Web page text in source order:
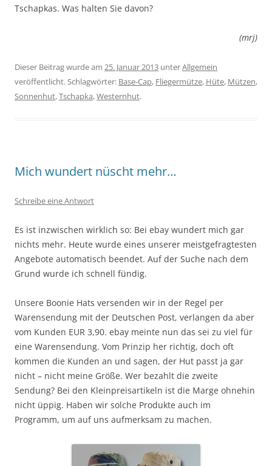
Tschapkas. Was halten Sie davon?
(mrj)
Dieser Beitrag wurde am 25. Januar 2013 unterAllgemein
veröffentlicht. Schlagwörter: Base-Cap, Fliegermütze, Hüte, Mützen,
Sonnenhut,Tschapka,Westernhut.
Mich wundert nüscht mehr…
Schreibe eine Antwort
Es ist inzwischen wirklich so: Bei ebay wundert mich gar
nichts mehr. Heute wurde eines unserer meistgefragtesten
Angebote automatisch beendet. Auf der Suche nach dem
Grund wurde ich schnell fündig.
Unsere Boonie Hats versenden wir in der Regel per
Warensendung mit der Deutschen Post, verlangen da aber
vom Kunden EUR 3,90. ebay meinte nun das sei zu viel für
eine Warensendung. Vom Prinzip her richtig, doch oft
kommen die Kunden an und sagen, der Hut passt ja gar
nicht – nicht meine Größe. Wer bezahlt die zweite
Sendung? Bei den Kleinpreisartikeln ist die Marge ohnehin
nicht üppig. Haben wir solche Produkte auch im
Programm, um auf uns aufmerksam zu machen.